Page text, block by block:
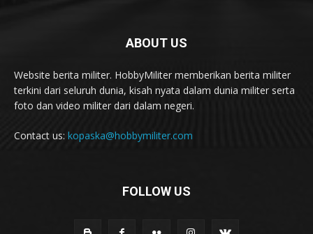
ABOUT US
Website berita militer. HobbyMiliter memberikan berita militer
terkini dari seluruh dunia, kisah nyata dalam dunia militer serta
foto dan video militer dari dalam negeri.
Contact us: kopaska@hobbymiliter.com
FOLLOW US